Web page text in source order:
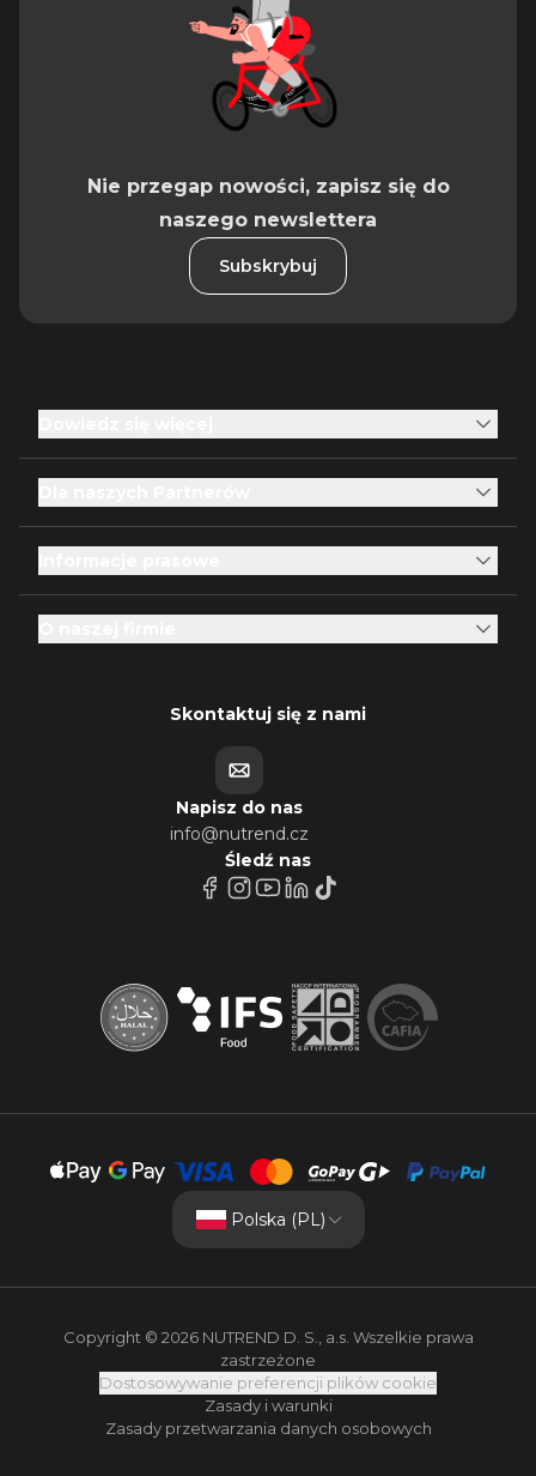
Nie przegap nowości, zapisz się do
naszego newslettera
Subskrybuj
Skontaktuj się z nami
Napisz do nas
info@nutrend.cz
Śledź nas
Polska (PL)
Copyright © 2026 NUTREND D. S., a.s. Wszelkie prawa
zastrzeżone
Dostosowywanie preferencji plików cookie
Zasady i warunki
Zasady przetwarzania danych osobowych